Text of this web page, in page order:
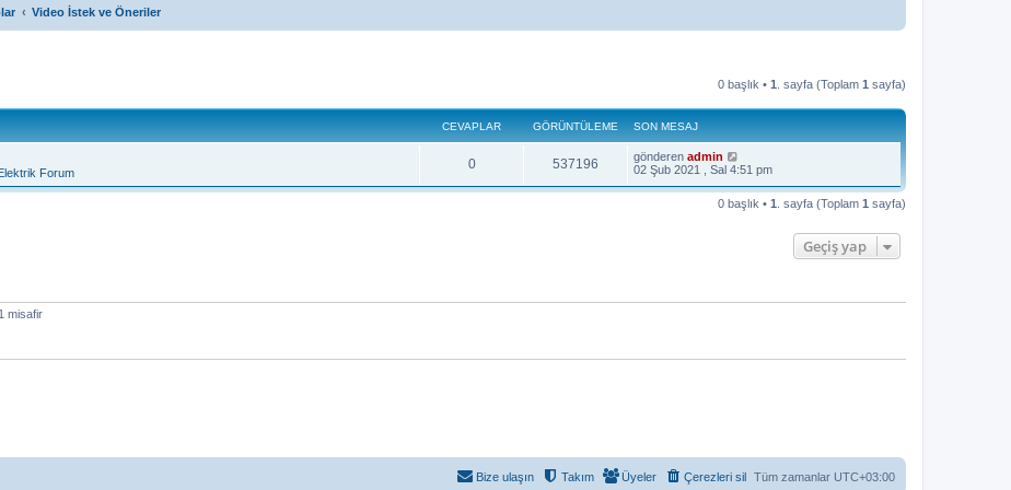
Video İstek ve Öneriler
0 başlık • 1 . sayfa (Toplam 1 sayfa)
CEVAPLAR GÖRÜNTÜLEME SON MESAJ
Forum
0 537196 gönderen admin
02 Şub 2021 , Sal 4:51 pm
0 başlık • 1 . sayfa (Toplam 1 sayfa)
Geçiş yap
misafir
Tüm zamanlar UTC+03:00
Çerezleri sil
Üyeler
Takım
Bize ulaşın